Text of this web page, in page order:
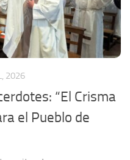
2026
“El Crisma
el Pueblo de